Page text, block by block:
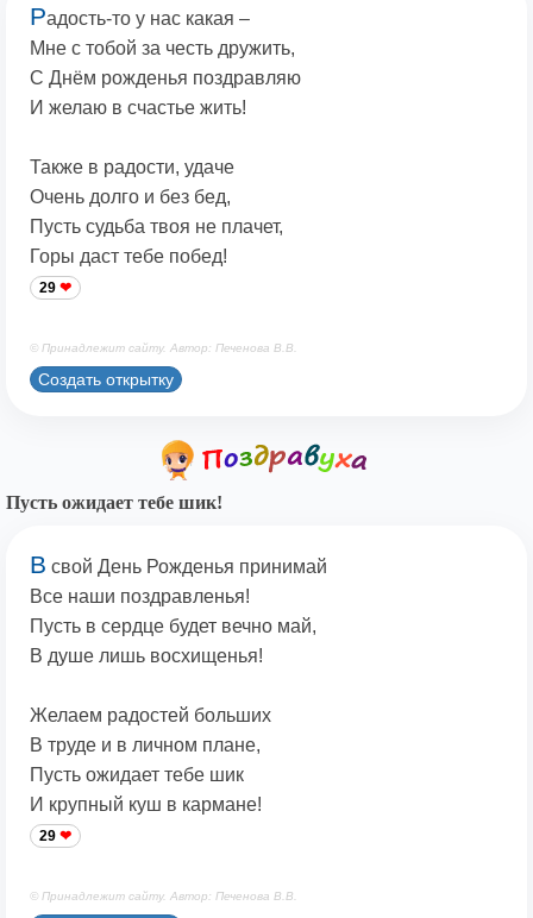
Радость-то у нас какая –
Мне с тобой за честь дружить,
С Днём рожденья поздравляю
И желаю в счастье жить!
Также в радости, удаче
Очень долго и без бед,
Пусть судьба твоя не плачет,
Горы даст тебе побед!
29
© Принадлежит сайту. Автор: Печенова В.В.
Создать открытку
Пусть ожидает тебе шик!
В свой День Рожденья принимай
Все наши поздравленья!
Пусть в сердце будет вечно май,
В душе лишь восхищенья!
Желаем радостей больших
В труде и в личном плане,
Пусть ожидает тебе шик
И крупный куш в кармане!
29
© Принадлежит сайту. Автор: Печенова В.В.